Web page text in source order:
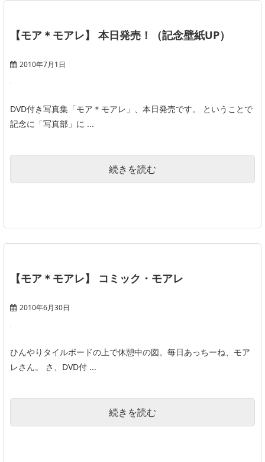
【モア＊モアレ】 本日発売！（記念壁紙UP）
2010年7月1日
DVD付き写真集「モア＊モアレ」、本日発売です。 ということで
記念に「写真部」に ...
続きを読む
【モア＊モアレ】 コミック・モアレ
2010年6月30日
ひんやりタイルボードの上で休憩中の図。毎日あっちーね、モア
レさん。 さ、DVD付 ...
続きを読む